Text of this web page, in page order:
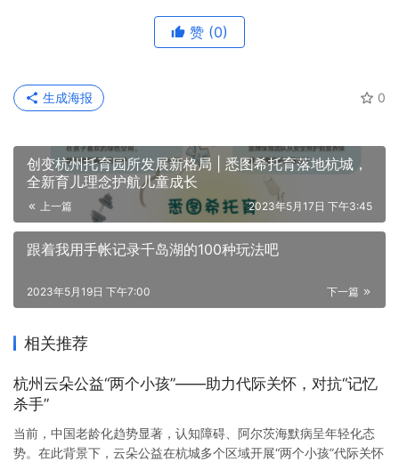
赞 (0)
0
生成海报
创变杭州托育园所发展新格局 | 悉图希托育落地杭城，
全新育儿理念护航儿童成长
上一篇 2023年5月17日 下午3:45
跟着我用手帐记录千岛湖的100种玩法吧
下一篇
2023年5月19日 下午7:00
相关推荐
杭州云朵公益“两个小孩”——助力代际关怀，对抗“记忆
杀手”
当前，中国老龄化趋势显著，认知障碍、阿尔茨海默病呈年轻化态
势。在此背景下，云朵公益在杭城多个区域开展“两个小孩”代际关怀